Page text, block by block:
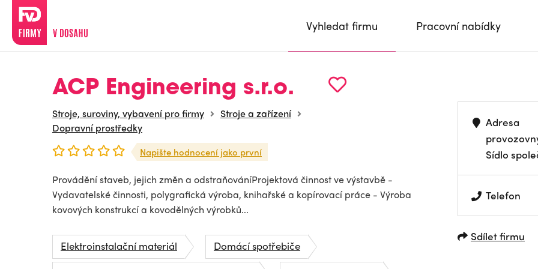
Vyhledat firmu Pracovní nabídky
ACP Engineering s.r.o.
Stroje, suroviny, vybavení pro firmy
Stroje a zařízení
Dopravní prostředky
Napište hodnocení jako první
Provádění staveb, jejich změn a odstraňováníProjektová činnost ve výstavbě -
Vydavatelské činnosti, polygrafická výroba, knihařské a kopírovací práce - Výroba
kovových konstrukcí a kovodělných výrobků...
Elektroinstalační materiál
Domácí spotřebiče
Adresa
Sídlo
Telefon
Sdílet firmu